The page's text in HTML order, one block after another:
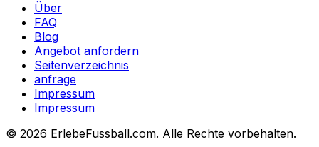
Über
FAQ
Blog
Angebot anfordern
Seitenverzeichnis
anfrage
Impressum
Impressum
© 2026 ErlebeFussball.com. Alle Rechte vorbehalten.